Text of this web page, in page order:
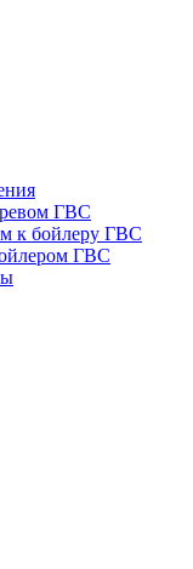
ГВС
к бойлеру ГВС
ГВС